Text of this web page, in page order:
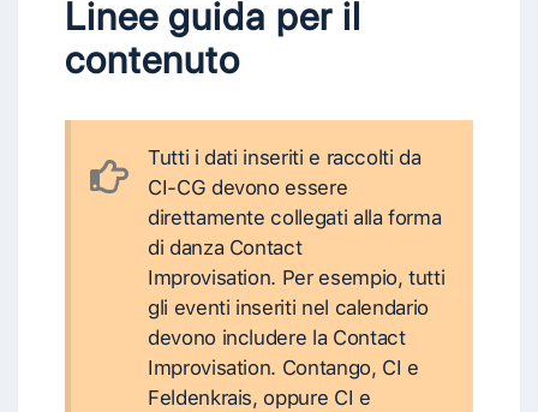
Linee guida per il
contenuto
Tutti i dati inseriti e raccolti da
CI-CG devono essere
direttamente collegati alla forma
di danza Contact
Improvisation. Per esempio, tutti
gli eventi inseriti nel calendario
devono includere la Contact
Improvisation. Contango, CI e
Feldenkrais, oppure CI e